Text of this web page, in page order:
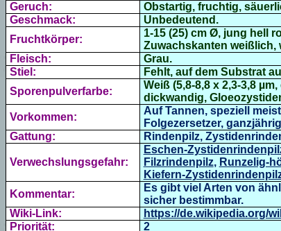
Geruch: Obstartig, fruchtig,
Geschmack:
Unbedeutend.
Fruchtkörper:
1-15 (25) cm Ø,jung hell
Zuwachskanten weißlich,
Fleisch:
Grau.
Stiel:
Fehlt, auf dem Substrat
Sporenpulverfarbe:
Weiß (5,8-8,8 x 2,3-3,8
dickwandig,
Vorkommen:
Auf Tannen, speziell
Folgezersetzer,
Gattung:
Rindenpilz,
Verwechslungsgefahr:
Eschen-
Filzrindenpilz, Runzelig-
Kiefern-
Kommentar:
Es gibt viel Arten von
sicher bestimmbar.
Wiki-Link:
https://de.wikipedia.org/
Priorität:
2